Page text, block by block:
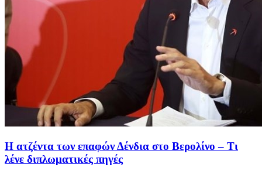
Η ατζέντα των επαφών Δένδια στο Βερολίνο – Τι
λένε διπλωματικές πηγές